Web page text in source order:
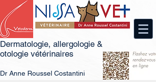
Dermatologie, allergologie &
otologie vétérinaires
Dr Anne Roussel Costantini